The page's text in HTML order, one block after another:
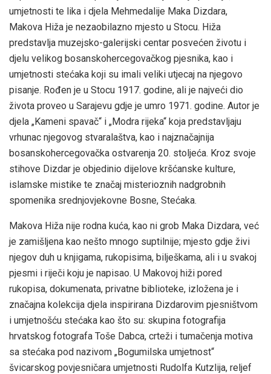
umjetnosti te lika i djela Mehmedalije Maka Dizdara,
Makova Hiža je nezaobilazno mjesto u Stocu. Hiža
predstavlja muzejsko-galerijski centar posvećen životu i
djelu velikog bosanskohercegovačkog pjesnika, kao i
umjetnosti stećaka koji su imali veliki utjecaj na njegovo
pisanje. Rođen je u Stocu 1917. godine, ali je najveći dio
života proveo u Sarajevu gdje je umro 1971. godine. Autor je
djela „Kameni spavač“ i „Modra rijeka“ koja predstavljaju
vrhunac njegovog stvaralaštva, kao i najznačajnija
bosanskohercegovačka ostvarenja 20. stoljeća. Kroz svoje
stihove Dizdar je objedinio dijelove kršćanske kulture,
islamske mistike te značaj misterioznih nadgrobnih
spomenika srednjovjekovne Bosne, Stećaka.
Makova Hiža nije rodna kuća, kao ni grob Maka Dizdara, već
je zamišljena kao nešto mnogo suptilnije; mjesto gdje živi
njegov duh u knjigama, rukopisima, bilješkama, ali i u svakoj
pjesmi i riječi koju je napisao. U Makovoj hiži pored
rukopisa, dokumenata, privatne biblioteke, izložena je i
značajna kolekcija djela inspirirana Dizdarovim pjesništvom
i umjetnošću stećaka kao što su: skupina fotografija
hrvatskog fotografa Toše Dabca, crteži i tumačenja motiva
sa stećaka pod nazivom „Bogumilska umjetnost“
švicarskog povjesničara umjetnosti Rudolfa Kutzlija, reljef